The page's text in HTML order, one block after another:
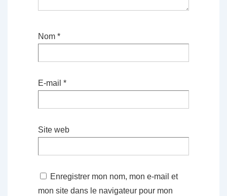
Nom *
E-mail *
Site web
Enregistrer mon nom, mon e-mail et
mon site dans le navigateur pour mon